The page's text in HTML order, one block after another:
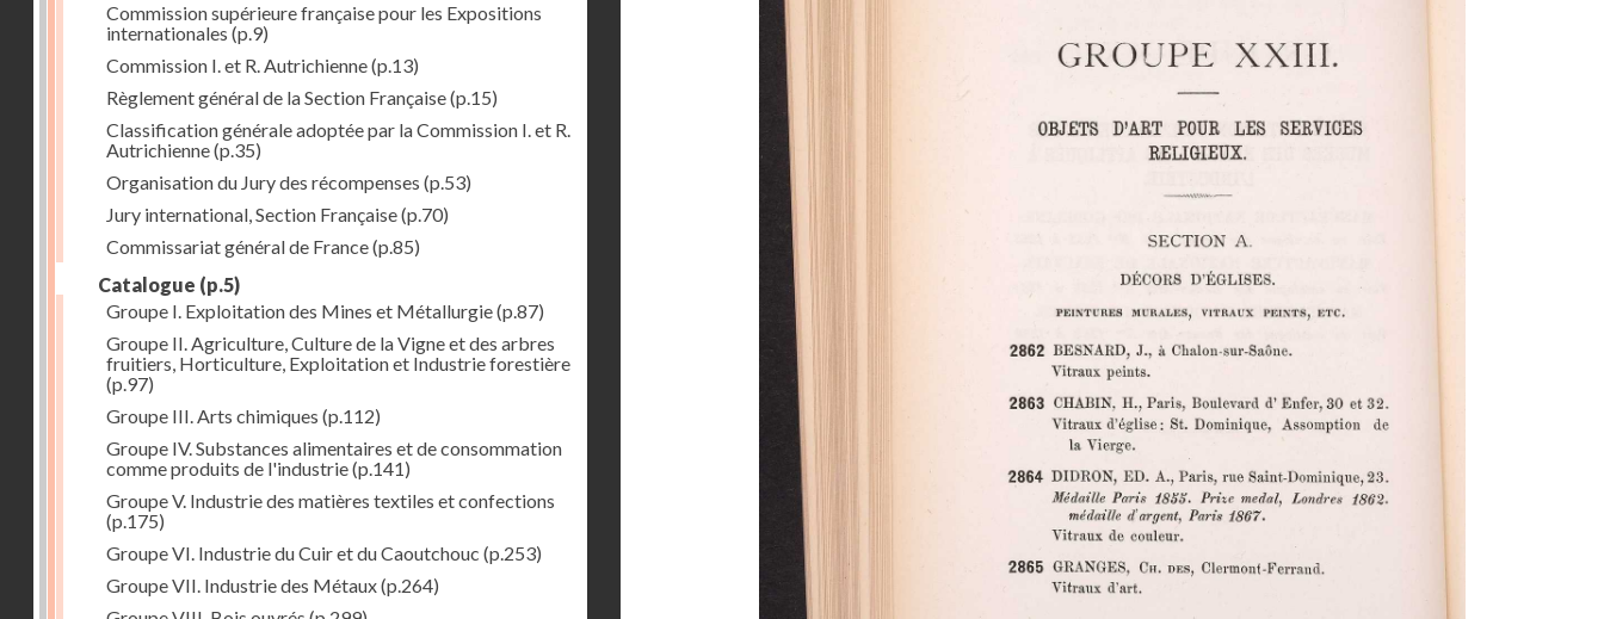
Commission supérieure française pour les Expositions
internationales (p.9)
Commission I. et R. Autrichienne(p.13)
Règlement général de la Section Française(p.15)
Classification générale adoptée par la Commission I. et R.
Autrichienne(p.35)
Organisation du Jury des récompenses (p.53)
Jury international, Section Française(p.70)
Commissariat général de France(p.85)
Catalogue (p.5)
Groupe I. Exploitation des Mines et Métallurgie(p.87)
Groupe II. Agriculture, Culture de la Vigne et des arbres
fruitiers, Horticulture, Exploitation et Industrie forestière
(p.97)
Groupe III. Arts chimiques (p.112)
Groupe IV. Substances alimentaires et de consommation
comme produits de l'industrie(p.141)
Groupe V. Industrie des matières textiles et confections
(p.175)
Groupe VI. Industrie du Cuir et du Caoutchouc (p.253)
Groupe VII. Industrie des Métaux(p.264)